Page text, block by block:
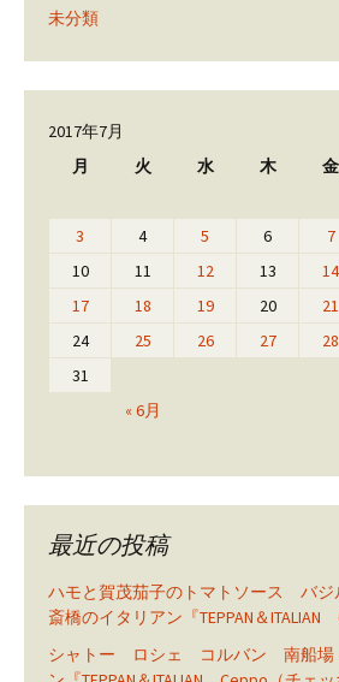
未分類
2017年7月
月
火 水 木 金
« 6月
3
4 5 6 7
10
11 12 13 14
17
18 19 20 21
24
25 26 27 28
31
最近の投稿
ハモと賀茂茄子のトマトソース バ
斎橋のイタリアン『TEPPAN＆ITALIAN
シャトー ロシェ コルバン 南船場